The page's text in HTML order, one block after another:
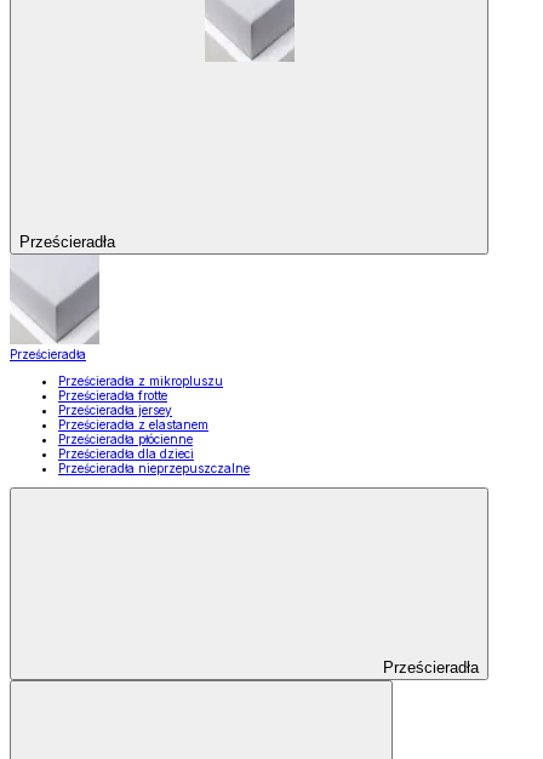
Prześcieradła
Prześcieradła
Prześcieradła z mikropluszu
Prześcieradła frotte
Prześcieradła jersey
Prześcieradła z elastanem
Prześcieradła płócienne
Prześcieradła dla dzieci
Prześcieradła nieprzepuszczalne
Prześcieradła